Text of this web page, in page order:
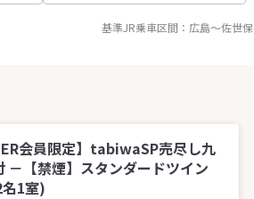
基準JR乗車区間： 広島～佐世保
会員限定】tabiwaSP売尽し九
【禁煙】スタンダードツイン
名1室)